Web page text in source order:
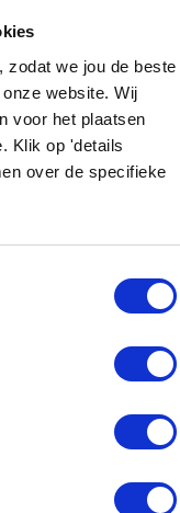
zodat we jou de beste
website. Wij
voor het plaatsen
Klik op 'details
over de specifieke